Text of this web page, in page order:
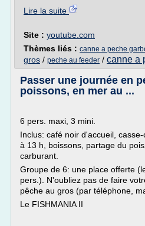
Lire la suite
Site : youtube.com
Thèmes liés : canne a peche
gros / peche au feeder / canne a
Passer une journée en
poissons, en mer au ...
6 pers. maxi, 3 mini.
Inclus: café noir d'accueil,
à 13 h, boissons, partage du
carburant.
Groupe de 6: une place offerte
pers.). N'oubliez pas de faire
pêche au gros (par téléphone,
Le FISHMANIA II